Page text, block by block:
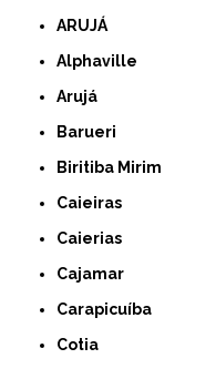
ARUJÁ
Alphaville
Arujá
Barueri
Biritiba Mirim
Caieiras
Caierias
Cajamar
Carapicuíba
Cotia